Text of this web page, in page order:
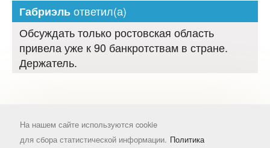
Габриэльответил(а)
Обсуждать только ростовская область
привела уже к 90 банкротствам в стране.
Держатель.
На нашем сайте используются cookie
для сбора статистической информации. Политика